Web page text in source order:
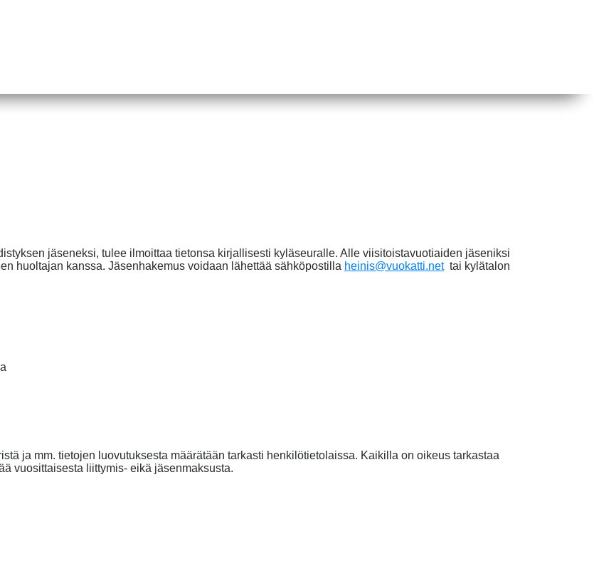
jäseneksi, tulee ilmoittaa tietonsa kirjallisesti kyläseuralle. Alle viisitoistavuotiaiden jäseniksi
huoltajan kanssa. Jäsenhakemus voidaan lähettää sähköpostilla heinis@vuokatti.nettai kylätalon
ja mm. tietojen luovutuksesta määrätään tarkasti henkilötietolaissa. Kaikilla on oikeus tarkastaa
vuosittaisesta liittymis- eikä jäsenmaksusta.